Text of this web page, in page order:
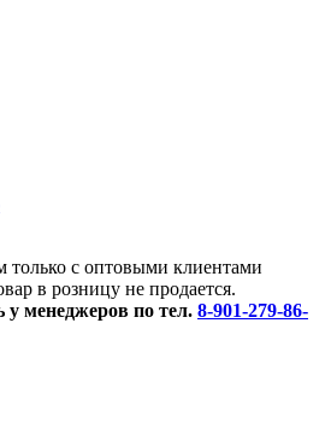
с оптовыми клиентами
в розницу не продается.
менеджеров по тел. 8-901-279-86-